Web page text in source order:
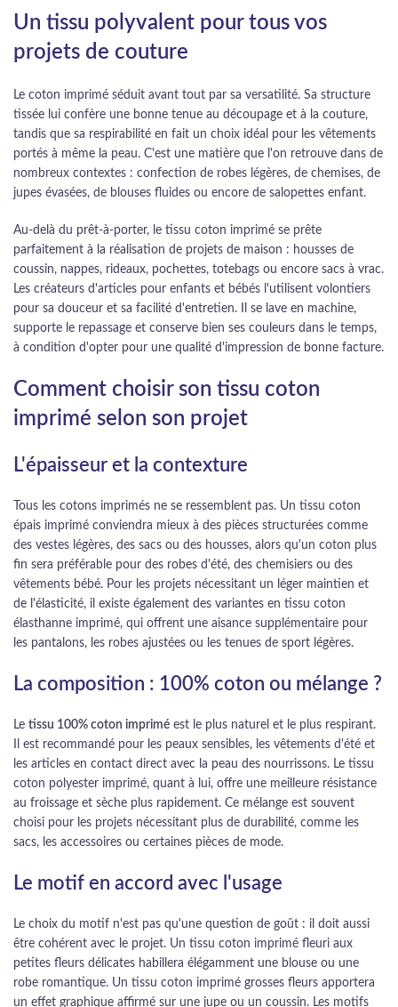
Un tissu polyvalent pour tous vos
projets de couture
Le coton imprimé séduit avant tout par sa versatilité. Sa structure
tissée lui confère une bonne tenue au découpage et à la couture,
tandis que sa respirabilité en fait un choix idéal pour les vêtements
portés à même la peau. C'est une matière que l'on retrouve dans de
nombreux contextes : confection de robes légères, de chemises, de
jupes évasées, de blouses fluides ou encore de salopettes enfant.
Au-delà du prêt-à-porter, le tissu coton imprimé se prête
parfaitement à la réalisation de projets de maison : housses de
coussin, nappes, rideaux, pochettes, totebags ou encore sacs à vrac.
Les créateurs d'articles pour enfants et bébés l'utilisent volontiers
pour sa douceur et sa facilité d'entretien. Il se lave en machine,
supporte le repassage et conserve bien ses couleurs dans le temps,
à condition d'opter pour une qualité d'impression de bonne facture.
Comment choisir son tissu coton
imprimé selon son projet
L'épaisseur et la contexture
Tous les cotons imprimés ne se ressemblent pas. Un tissu coton
épais imprimé conviendra mieux à des pièces structurées comme
des vestes légères, des sacs ou des housses, alors qu'un coton plus
fin sera préférable pour des robes d'été, des chemisiers ou des
vêtements bébé. Pour les projets nécessitant un léger maintien et
de l'élasticité, il existe également des variantes en tissu coton
élasthanne imprimé, qui offrent une aisance supplémentaire pour
les pantalons, les robes ajustées ou les tenues de sport légères.
La composition : 100% coton ou mélange ?
Le tissu 100% coton imprimé est le plus naturel et le plus respirant.
Il est recommandé pour les peaux sensibles, les vêtements d'été et
les articles en contact direct avec la peau des nourrissons. Le tissu
coton polyester imprimé, quant à lui, offre une meilleure résistance
au froissage et sèche plus rapidement. Ce mélange est souvent
choisi pour les projets nécessitant plus de durabilité, comme les
sacs, les accessoires ou certaines pièces de mode.
Le motif en accord avec l'usage
Le choix du motif n'est pas qu'une question de goût : il doit aussi
être cohérent avec le projet. Un tissu coton imprimé fleuri aux
petites fleurs délicates habillera élégamment une blouse ou une
robe romantique. Un tissu coton imprimé grosses fleurs apportera
un effet graphique affirmé sur une jupe ou un coussin. Les motifs